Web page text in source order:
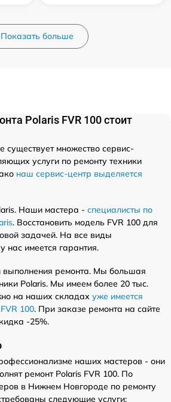
Показать больше
Polaris FVR 100 стоит
множество сервис-
услуги по ремонту техники
наш сервис-центр выделяется
Наши мастера - специалисты по
. Восстановить модель FVR 100 для
задачей. На все виды
нас имеется гарантия.
ремонта. Мы большая
Polaris. Мы имеем более 20 тыс.
на наших складах уже имеется
100. При заказе ремонта на сайте
-25%.
наших мастеров - они
ремонт Polaris FVR 100. По
в Нижнем Новгороде по ремонту
следующие услуги: